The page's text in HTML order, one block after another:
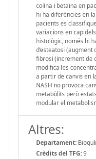
colina i betaïna en
hi ha diferències en
pacients es
variacions en cap
histològic, només hi
d’esteatosi (augment
fibrosi (increment de
modifica les
a partir de canvis en
NASH no provoca
metabòlits però
modular el
Altres:
Departament:
Crèdits del TFG:9